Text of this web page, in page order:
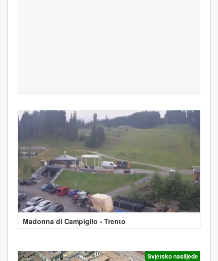
Madonna di Campiglio - Trento
Svjetsko naslijeđe